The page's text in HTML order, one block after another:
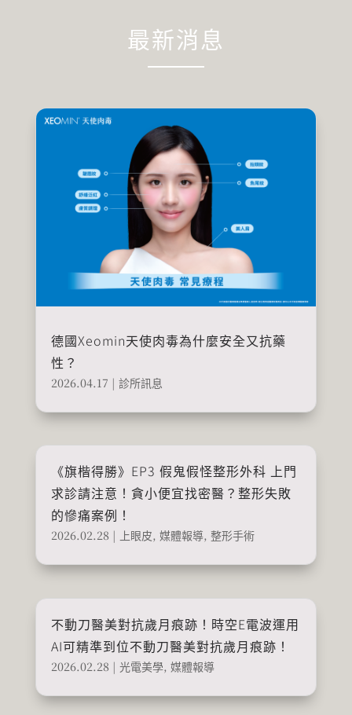
最新消息
德國Xeomin天使肉毒為什麼安全又抗藥
性？
2026.04.17 | 診所訊息
《旗楷得勝》EP3 假鬼假怪整形外科 上門
求診請注意！貪小便宜找密醫？整形失敗
的慘痛案例！
2026.02.28 | 上眼皮, 媒體報導, 整形手術
不動刀醫美對抗歲月痕跡！時空E電波運用
AI可精準到位不動刀醫美對抗歲月痕跡！
2026.02.28 | 光電美學, 媒體報導